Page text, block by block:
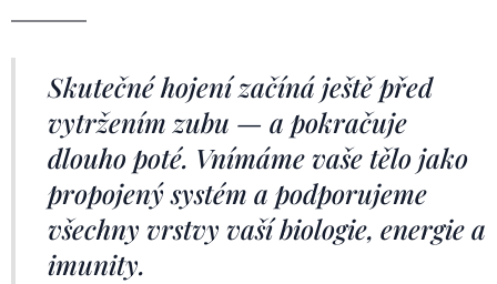
Skutečné hojení začíná ještě před
vytržením zubu — a pokračuje
dlouho poté. Vnímáme vaše tělo jako
propojený systém a podporujeme
všechny vrstvy vaší biologie, energie a
imunity.